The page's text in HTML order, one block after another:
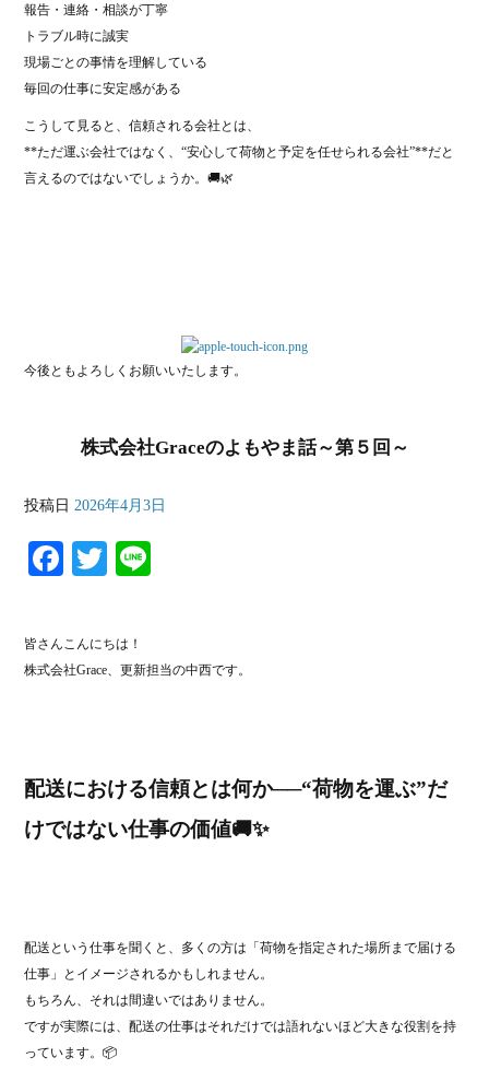
報告・連絡・相談が丁寧
トラブル時に誠実
現場ごとの事情を理解している
毎回の仕事に安定感がある
こうして見ると、信頼される会社とは、
**ただ運ぶ会社ではなく、“安心して荷物と予定を任せられる会社”**だと
言えるのではないでしょうか。🚚🌿
今後ともよろしくお願いいたします。
株式会社Graceのよもやま話～第５回～
投稿日 2026年4月3日
Fa
bo
ok
T
tte
r
皆さんこんにちは！
株式会社Grace、更新担当の中西です。
配送における信頼とは何か──“荷物を運ぶ”だ
けではない仕事の価値🚚✨
配送という仕事を聞くと、多くの方は「荷物を指定された場所まで届ける
仕事」とイメージされるかもしれません。
もちろん、それは間違いではありません。
ですが実際には、配送の仕事はそれだけでは語れないほど大きな役割を持
っています。📦